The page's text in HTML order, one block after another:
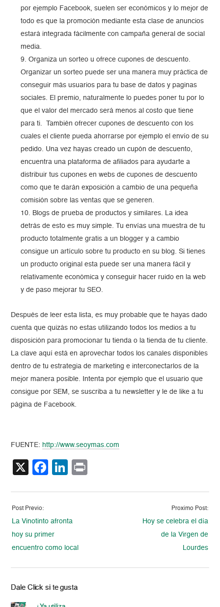
por ejemplo Facebook, suelen ser económicos y lo mejor de
todo es que la promoción mediante esta clase de anuncios
estará integrada fácilmente con campaña general de social
media.
Organiza un sorteo u ofrece cupones de descuento.
Organizar un sorteo puede ser una manera muy práctica de
conseguir más usuarios para tu base de datos y paginas
sociales. El premio, naturalmente lo puedes poner tu por lo
que el valor del mercado será menos al costo que tiene
para ti. También ofrecer cupones de descuento con los
cuales el cliente pueda ahorrarse por ejemplo el envío de su
pedido. Una vez hayas creado un cupón de descuento,
encuentra una plataforma de afiliados para ayudarte a
distribuir tus cupones en webs de cupones de descuento
como que te darán exposición a cambio de una pequeña
comisión sobre las ventas que se generen.
Blogs de prueba de productos y similares. La idea
detrás de esto es muy simple. Tu envías una muestra de tu
producto totalmente gratis a un blogger y a cambio
consigue un artículo sobre tu producto en su blog. Si tienes
un producto original esta puede ser una manera fácil y
relativamente económica y conseguir hacer ruido en la web
y de paso mejorar tu SEO.
Después de leer esta lista, es muy probable que te hayas dado
cuenta que quizás no estas utilizando todos los medios a tu
disposición para promocionar tu tienda o la tienda de tu cliente.
La clave aquí está en aprovechar todos los canales disponibles
dentro de tu estrategia de marketing e interconectarlos de la
mejor manera posible. Intenta por ejemplo que el usuario que
consigue por SEM, se suscriba a tu newsletter y le de like a tu
página de Facebook.
FUENTE: http://www.seoymas.com
X Facebook
LinkedIn
Post Previo:
La Vinotinto afronta
hoy su primer
encuentro como local
Proximo Post:
Hoy se celebra el día
de la Virgen de
Lourdes
Dale Click si te gusta